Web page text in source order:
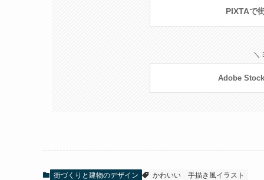
PIXTAで
＼
Adobe
街づくりと建物のデザイン かわいい 手描き風イラスト